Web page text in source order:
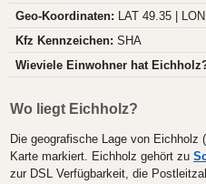
Geo-Koordinaten: LAT 49.35 |
Kfz Kennzeichen: SHA
Wieviele Einwohner hat
Wo liegt Eichholz?
Die geografische Lage von Eichholz
Karte markiert. Eichholz gehört zu
zur DSL Verfügbarkeit, die